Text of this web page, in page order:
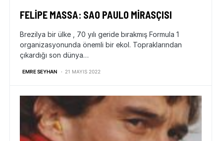
FELIPE MASSA: SAO PAULO MİRASÇISI
Brezilya bir ülke , 70 yılı geride bırakmış Formula 1
organizasyonunda önemli bir ekol. Topraklarından
çıkardığı son dünya…
EMRE SEYHAN 21 MAYIS 2022